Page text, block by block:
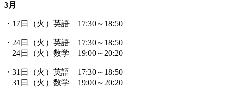
3月
・17日（火）英語 17:30～18:50
・24日（火）英語 17:30～18:50
24日（火）数学 19:00～20:20
・31日（火）英語 17:30～18:50
31日（火）数学 19:00～20:20